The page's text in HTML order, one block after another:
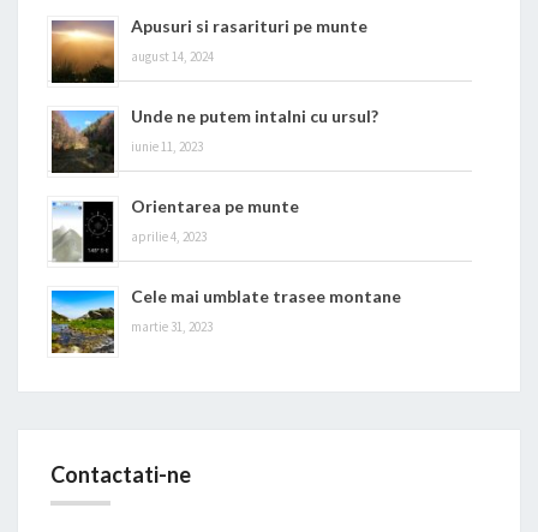
Apusuri si rasarituri pe munte
august 14, 2024
Unde ne putem intalni cu ursul?
iunie 11, 2023
Orientarea pe munte
aprilie 4, 2023
Cele mai umblate trasee montane
martie 31, 2023
Contactati-ne